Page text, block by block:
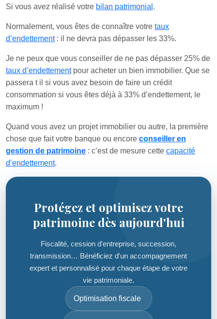
Si vous avez réalisé votre bilan patrimonial .
Normalement, vous êtes de connaître votre taux
d’endettement: il ne devra pas dépasser les 33%.
Je ne peux que vous conseiller de ne pas dépasser 25% de
taux d’endettementpour acheter un bien immobilier. Que se
passera t il si vous avez besoin de faire un crédit
consommation si vous êtes déjà à 33% d’endettement, le
maximum !
Quand vous avez un projet immobilier ou autre, la première
chose que fait votre banque ou encore conseiller en
gestion de patrimoine : c’est de mesure cette capacité
d’endettement.
Protégez et optimisez votre
patrimoine dès aujourd'hui
Fiscalité, cession d'entreprise, succession,
transmission… Bénéficiez d'un accompagnement
expert et personnalisé pour chaque étape de votre
vie patrimoniale.
Optimisation fiscale